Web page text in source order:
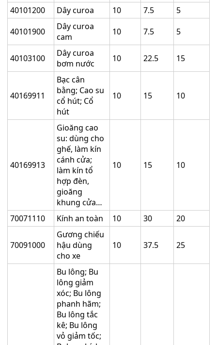
40101200 Dây curoa 10 7.5
5
40101900
Dây curoa
cam
10 7.5 5
40103100
Dây curoa
bơm nước
10 22.5 15
40169911
Bạc cân
bằng; Cao su
cổ hút; Cổ
hút
10 15 10
40169913
Gioăng cao
su: dùng cho
ghế, làm kín
cánh cửa;
làm kín tổ
hợp đèn,
gioăng
khung cửa…
10 15 10
70071110 Kính an toàn 10 30 20
70091000
Gương chiếu
hậu dùng
cho xe
10 37.5 25
Bu lông; Bu
lông giảm
xóc; Bu lông
phanh hãm;
Bu lông tắc
kê; Bu lông
vỏ giảm tốc;